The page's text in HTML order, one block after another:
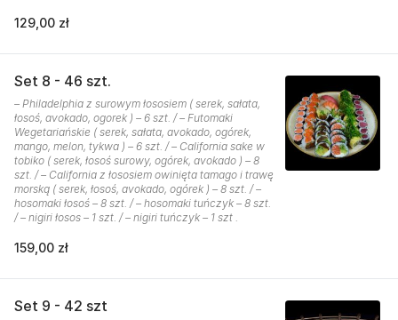
129,00 zł
Set 8 - 46 szt.
– Philadelphia z surowym łososiem ( serek, sałata,
łosoś, avokado, ogorek ) – 6 szt. / – Futomaki
Wegetariańskie ( serek, sałata, avokado, ogórek,
mango, melon, tykwa ) – 6 szt. / – California sake w
tobiko ( serek, łosoś surowy, ogórek, avokado ) – 8
szt. / – California z łososiem owinięta tamago i trawę
morską ( serek, łosoś, avokado, ogórek ) – 8 szt. / –
hosomaki łosoś – 8 szt. / – hosomaki tuńczyk – 8 szt.
/ – nigiri łosos – 1 szt. / – nigiri tuńczyk – 1 szt .
159,00 zł
Set 9 - 42 szt